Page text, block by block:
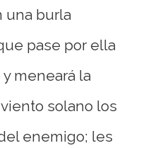
una burla
pase por ella
meneará la
solano los
enemigo; les